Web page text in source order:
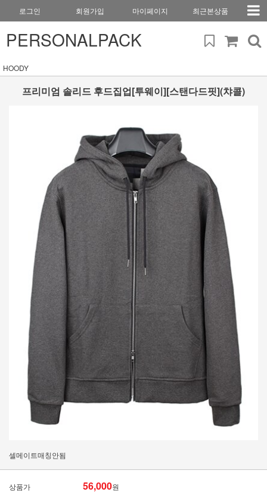
로그인 회원가입 마이페이지 최근본상품
PERSONALPACK
HOODY
프리미엄 솔리드 후드집업[투웨이][스탠다드핏](챠콜)
셀메이트매칭안됨
상품가 56,000원